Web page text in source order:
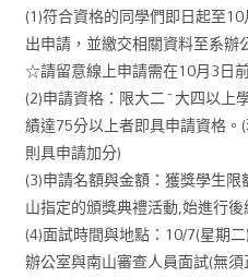
(1)符合資格的同學們即日起至
出申請，並繳交相關資料至系辦
☆請留意線上申請需在10月3日
(2)申請資格：限大二~大四以上
績達75分以上者即具申請資格
則具申請加分)
(3)申請名額與金額：獲獎學生
山指定的頒獎典禮活動,始進行後
(4)面試時間與地點：10/7(星期
辦公室與南山審查人員面試(無須